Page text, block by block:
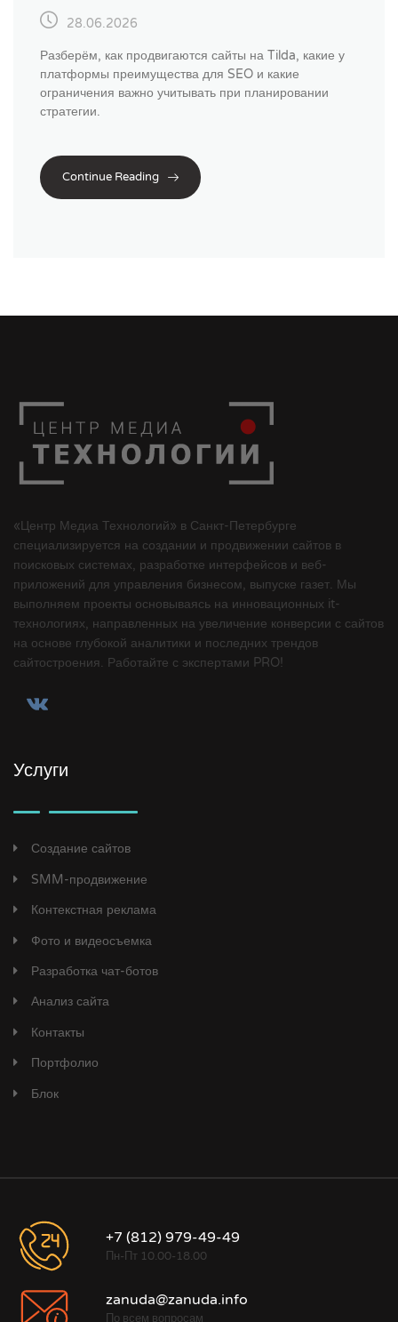
28.06.2026
Разберём, как продвигаются сайты на Tilda, какие у
платформы преимущества для SEO и какие
ограничения важно учитывать при планировании
стратегии.
Continue Reading
«Центр Медиа Технологий» в Санкт-Петербурге
специализируется на создании и продвижении сайтов в
поисковых системах, разработке интерфейсов и веб-
приложений для управления бизнесом, выпуске газет. Мы
выполняем проекты основываясь на инновационных it-
технологиях, направленных на увеличение конверсии с сайтов
на основе глубокой аналитики и последних трендов
сайтостроения. Работайте с экспертами PRO!
Услуги
Создание сайтов
SMM-продвижение
Контекстная реклама
Фото и видеосъемка
Разработка чат-ботов
Анализ сайта
Контакты
Портфолио
Блок
+7 (812) 979-49-49
Пн-Пт 10.00-18.00
zanuda@zanuda.info
По всем вопросам